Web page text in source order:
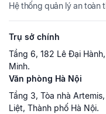
Hệ thống quản lý an toàn
Trụ sở chính
Tầng 6, 182 Lê Đại
Minh.
Văn phòng Hà Nội
Tầng 3, Tòa nhà
Liệt, Thành phố Hà Nội.